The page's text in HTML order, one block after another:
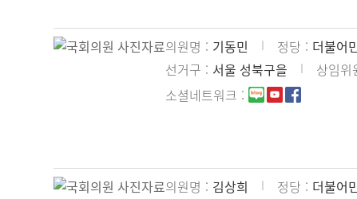
의원명 기동민 정당 더불어
선거구
서울 성북구을 상임위
소셜네트워크
의원명 김상희 정당 더불어